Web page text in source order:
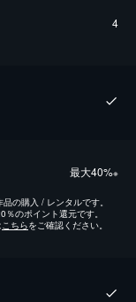
4
最⼤40%※
の購入 / レンタルです。
のポイント還元です。
こちらをご確認ください。